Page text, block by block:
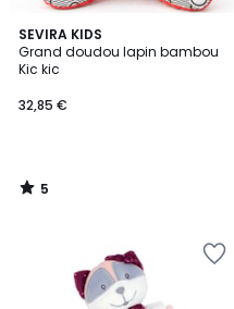
SEVIRA KIDS
Grand doudou lapin bambou
Kic kic
32,85 €
5
/
5
5
/